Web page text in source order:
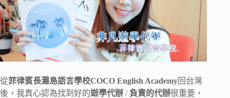
從菲律賓長灘島語言學校COCO English Academy回台灣
後，我真心認為找到好的遊學代辦 /負責的代辦很重要，